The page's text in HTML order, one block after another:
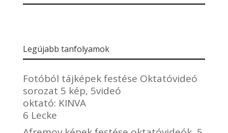
Legújabb tanfolyamok
Fotóból tájképek festése Oktatóvideó
sorozat 5 kép, 5videó
oktató: KINVA
6 Lecke